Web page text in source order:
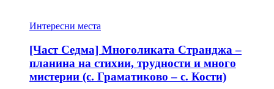
Интересни места
[Част Седма] Многоликата Странджа –
планина на стихии, трудности и много
мистерии (с. Граматиково – с. Кости)